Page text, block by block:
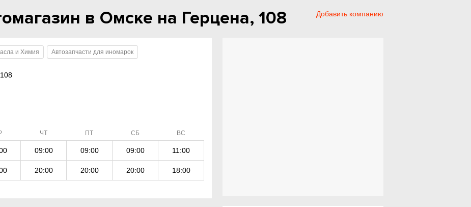
Добавить компанию
в Омске на Герцена, 108
и Химия Автозапчасти для иномарок
ЧТ ПТ СБ ВС
09:00 09:00 09:00 11:00
20:00 20:00 20:00 18:00